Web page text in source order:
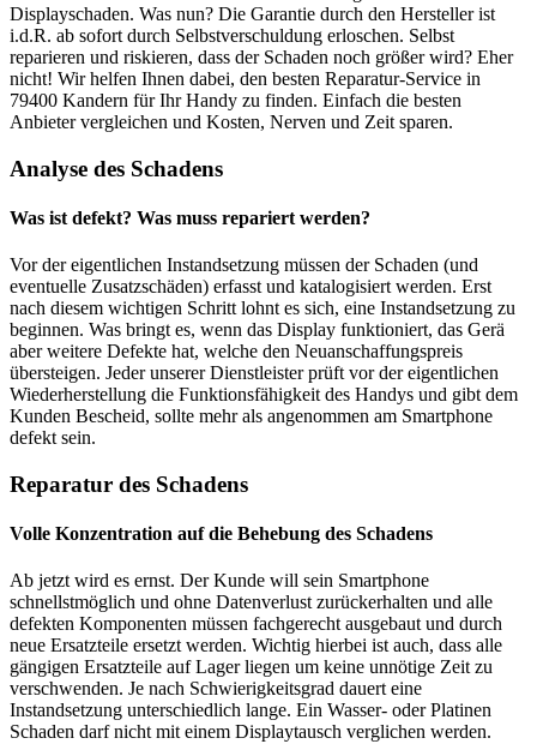
Displayschaden. Was nun? Die Garantie durch den Hersteller ist
i.d.R. ab sofort durch Selbstverschuldung erloschen. Selbst
reparieren und riskieren, dass der Schaden noch größer wird? Eher
nicht! Wir helfen Ihnen dabei, den besten Reparatur-Service in
79400 Kandern für Ihr Handy zu finden. Einfach die besten
Anbieter vergleichen und Kosten, Nerven und Zeit sparen.
Analyse des Schadens
Was ist defekt? Was muss repariert werden?
Vor der eigentlichen Instandsetzung müssen der Schaden (und
eventuelle Zusatzschäden) erfasst und katalogisiert werden. Erst
nach diesem wichtigen Schritt lohnt es sich, eine Instandsetzung zu
beginnen. Was bringt es, wenn das Display funktioniert, das Gerä
aber weitere Defekte hat, welche den Neuanschaffungspreis
übersteigen. Jeder unserer Dienstleister prüft vor der eigentlichen
Wiederherstellung die Funktionsfähigkeit des Handys und gibt dem
Kunden Bescheid, sollte mehr als angenommen am Smartphone
defekt sein.
Reparatur des Schadens
Volle Konzentration auf die Behebung des Schadens
Ab jetzt wird es ernst. Der Kunde will sein Smartphone
schnellstmöglich und ohne Datenverlust zurückerhalten und alle
defekten Komponenten müssen fachgerecht ausgebaut und durch
neue Ersatzteile ersetzt werden. Wichtig hierbei ist auch, dass alle
gängigen Ersatzteile auf Lager liegen um keine unnötige Zeit zu
verschwenden. Je nach Schwierigkeitsgrad dauert eine
Instandsetzung unterschiedlich lange. Ein Wasser- oder Platinen
Schaden darf nicht mit einem Displaytausch verglichen werden.